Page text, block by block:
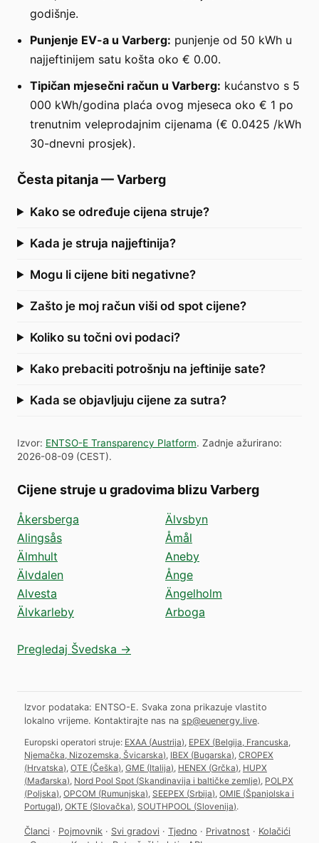
godišnje.
Punjenje EV-a u Varberg: punjenje od 50 kWh u
najjeftinijem satu košta oko € 0.00.
Tipičan mjesečni račun u Varberg: kućanstvo s 5
000 kWh/godina plaća ovog mjeseca oko € 1 po
trenutnim veleprodajnim cijenama (€ 0.0425 /kWh
30-dnevni prosjek).
Česta pitanja—Varberg
Kako se određuje cijena struje?
Kada je struja najjeftinija?
Mogu li cijene biti negativne?
Zašto je moj račun viši od spot cijene?
Koliko su točni ovi podaci?
Kako prebaciti potrošnju na jeftinije sate?
Kada se objavljuju cijene za sutra?
Izvor: ENTSO-E Transparency Platform. Zadnje ažurirano:
2026-08-09 (CEST).
Cijene struje u gradovima blizu Varberg
Åkersberga
Alingsås
Älmhult
Älvdalen
Alvesta
Älvkarleby
Älvsbyn
Åmål
Aneby
Ånge
Ängelholm
Arboga
Pregledaj Švedska →
Izvor podataka: ENTSO-E. Svaka zona prikazuje vlastito
lokalno vrijeme. Kontaktirajte nas na sp@euenergy.live.
Europski operatori struje: EXAA (Austrija) EPEX (Belgija, Francuska,
Njemačka, Nizozemska, Švicarska) IBEX (Bugarska) CROPEX
(Hrvatska) OTE (Češka) GME (Italija) HENEX (Grčka) HUPX
(Mađarska) Nord Pool Spot (Skandinavija i baltičke zemlje) POLPX
(Poljska) OPCOM (Rumunjska) SEEPEX (Srbija) OMIE (Španjolska i
Portugal) OKTE (Slovačka) SOUTHPOOL (Slovenija).
Članci · Pojmovnik · Svi gradovi · Tjedno · Privatnost · Kolačići